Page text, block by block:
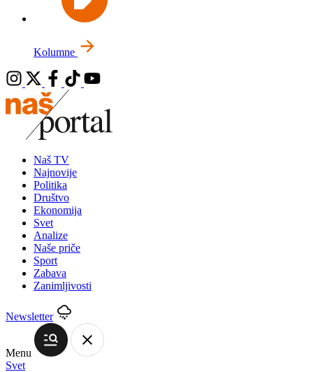
Kolumne
Naš TV
Najnovije
Politika
Društvo
Ekonomija
Svet
Analize
Naše priče
Sport
Zabava
Zanimljivosti
Newsletter
Menu
Svet